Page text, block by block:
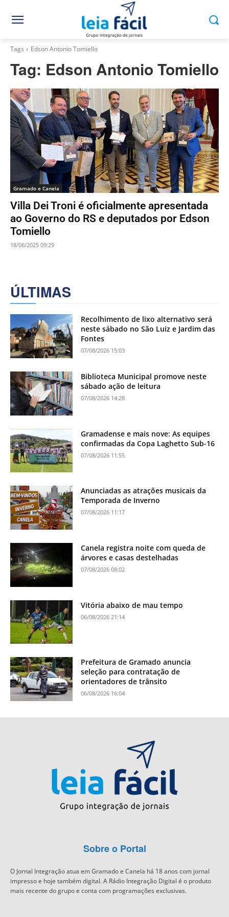
Tags Edson Antonio Tomiello
Tag: Edson Antonio Tomiello
Gramado e Canela
Villa Dei Troni é oficialmente apresentada
ao Governo do RS e deputados por Edson
Tomiello
18/06/2025 09:29
ÚLTIMAS
Recolhimento de lixo alternativo será
neste sábado no São Luiz e Jardim das
Fontes
07/08/2026 15:03
Biblioteca Municipal promove neste
sábado ação de leitura
07/08/2026 14:28
Gramadense e mais nove: As equipes
confirmadas da Copa Laghetto Sub-16
07/08/2026 11:55
Anunciadas as atrações musicais da
Temporada de Inverno
07/08/2026 11:17
Canela registra noite com queda de
árvores e casas destelhadas
07/08/2026 08:02
Vitória abaixo de mau tempo
06/08/2026 21:14
Prefeitura de Gramado anuncia
seleção para contratação de
orientadores de trânsito
06/08/2026 16:04
Sobre o Portal
O Jornal Integração atua em Gramado e Canela há 18 anos com jornal
impresso e hoje também digital. A Rádio Integração Digital é o produto
mais recente do grupo e conta com programações exclusivas.